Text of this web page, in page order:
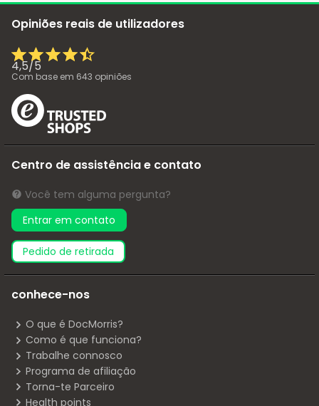
Opiniões reais de utilizadores
4,5/5
Com base em 643 opiniões
Centro de assistência e contato
Você tem alguma pergunta?
Entrar em contato
pedido de retirada
conhece-nos
O que é DocMorris?
Como é que funciona?
Trabalhe connosco
Programa de afiliação
Torna-te Parceiro
Health points